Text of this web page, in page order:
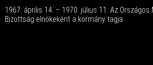
1967. április 14. – 1970. július 11. Az Országos
Bizottság elnökeként a kormány tagja.